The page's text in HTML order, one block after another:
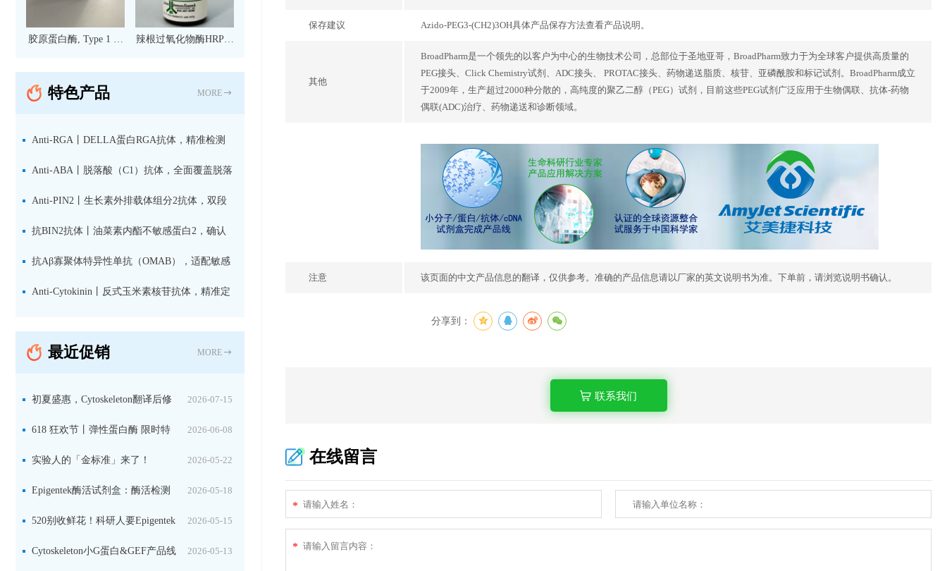
保存建议 Azido-PEG3-(CH2)3OH具体产品保存方法查看产品说明。
其他
BroadPharm是一个领先的以客户为中心的生物技术公司，总部位于圣地亚哥，BroadPharm致力于为全球客户提供高质量的
PEG接头、Click Chemistry试剂、ADC接头、 PROTAC接头、药物递送脂质、核苷、亚磷酰胺和标记试剂。BroadPharm成立
于2009年，生产超过2000种分散的，高纯度的聚乙二醇（PEG）试剂，目前这些PEG试剂广泛应用于生物偶联、抗体-药物
偶联(ADC)治疗、药物递送和诊断领域。
注意 该页面的中文产品信息的翻译，仅供参考。准确的产品信息请以厂家的英文说明书为准。下单前，请浏览说明书确认。
分享到：
联系我们
在线留言
*
*
胶原蛋白酶, Type 1 现
辣根过氧化物酶HRP标
IgG（H+L）二抗 现货
特色产品 MORE
Anti-RGA丨DELLA蛋白RGA抗体，精准检测
赤霉素响应关键抑制因子
Anti-ABA丨脱落酸（C1）抗体，全面覆盖脱落
酸活性库与储存库
Anti-PIN2丨生长素外排载体组分2抗体，双段
肽混合免疫原设计方案
抗BIN2抗体丨油菜素内酯不敏感蛋白2，确认
双子叶植物研究数据特异性
抗Aβ寡聚体特异性单抗（OMAB），适配敏感
检测体系与活细胞实验
Anti-Cytokinin丨反式玉米素核苷抗体，精准定
最近促销 MORE
2026-07-15
初夏盛惠，Cytoskeleton翻译后修
饰（PTM）产品线放价啦！ 2026-06-08
618 狂欢节丨弹性蛋白酶 限时特
惠 2026-05-22
实验人的「金标准」来了！
Jackson 二抗精选限时一口价，手慢无！2026-05-18
Epigentek酶活试剂盒：酶活检测
+抑制剂筛选双赋能，下单即赠京东卡2026-05-15
520别收鲜花！科研人要Epigentek
试剂盒+京东卡！ 2026-05-13
Cytoskeleton小G蛋白&GEF产品线